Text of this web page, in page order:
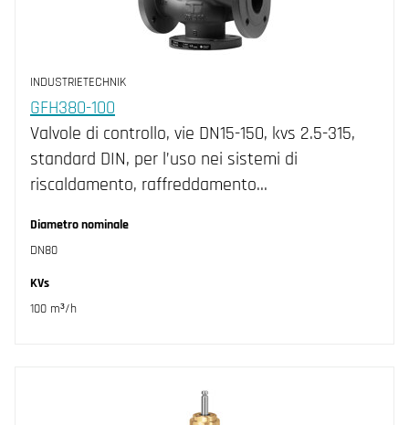
INDUSTRIETECHNIK
GFH380-100
Valvole di controllo, vie DN15-150, kvs 2.5-315,
standard DIN, per l’uso nei sistemi di
riscaldamento, raffreddamento…
Diametro nominale
DN80
KVs
100 m³/h